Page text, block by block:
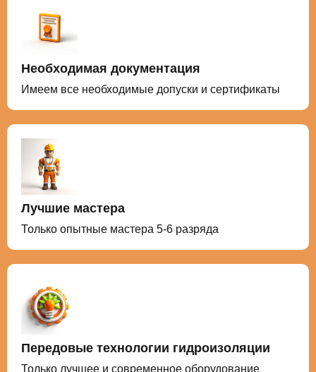
Необходимая документация
Имеем все необходимые допуски и сертификаты
Лучшие мастера
Только опытные мастера 5-6 разряда
Передовые технологии гидроизоляции
Только лучшее и современное оборудование